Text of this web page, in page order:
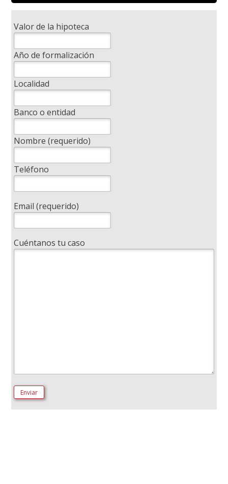
Valor de la hipoteca
Año de formalización
Localidad
Banco o entidad
Nombre (requerido)
Teléfono
Email (requerido)
Cuéntanos tu caso